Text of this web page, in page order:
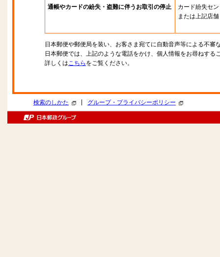
通帳やカードの紛失・盗難に伴うお取引の停止
カード紛失セ
または上記店舗
日本郵便や郵便局を装い、お客さま宛てに自動音声等による不審
日本郵便では、上記のような電話をかけ、個人情報をお尋ねする
詳しくはこちら をご覧ください。
検索のしかた グループ・プライバシーポリシー